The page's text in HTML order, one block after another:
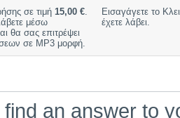
σε τιμή 15,00 €.
μέσω
θα σας επιτρέψει
σε MP3 μορφή.
Εισαγάγετε το
έχετε λάβει.
find an answer to